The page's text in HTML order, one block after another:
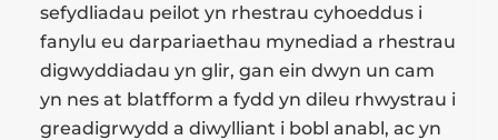
sefydliadau peilot yn rhestrau cyhoeddus i
fanylu eu darpariaethau mynediad a rhestrau
digwyddiadau yn glir, gan ein dwyn un cam
yn nes at blatfform a fydd yn dileu rhwystrau i
greadigrwydd a diwylliant i bobl anabl, ac yn